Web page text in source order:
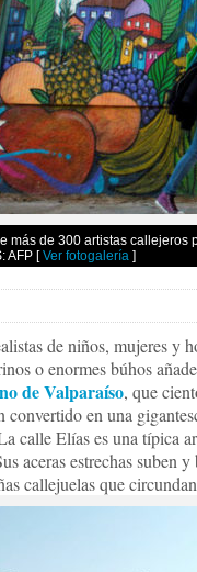
más de 300 artistas
AFP [Ver fotogalería ]
de niños, mujeres y
o enormes búhos
de Valparaíso, que
convertido en una
calle Elías es una típica
aceras estrechas suben
callejuelas que